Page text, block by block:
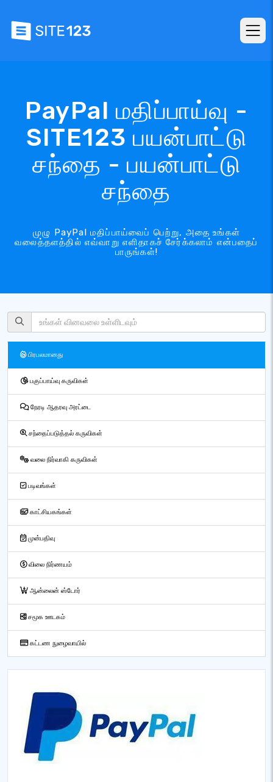
PayPal மதிப்பாய்வு -
SITE123 பயன்பாட்டு
சந்தை - பயன்பாட்டு
சந்தை
முழு PayPal மதிப்பாய்வைப் பெற்று, அதை உங்கள்
வலைத்தளத்தில் எவ்வாறு எளிதாகச் சேர்க்கலாம் என்பதைப்
பாருங்கள்!
பிரபலமானது
பகுப்பாய்வு கருவிகள்
நேரடி ஆதரவு அரட்டை
சந்தைப்படுத்தல் கருவிகள்
வலை நிர்வாகி கருவிகள்
படிவங்கள்
காட்சியகங்கள்
முன்பதிவு
விலை நிர்ணயம்
ஆன்லைன் ஸ்டோர்
சமூக ஊடகம்
கட்டண நுழைவாயில்